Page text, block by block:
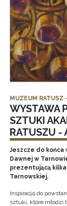
MUZEUM RATUSZ
WYSTAWA
SZTUKI
RATUSZU -
Jeszcze do końca
Dawnej w
prezentującą
Tarnowskiej.
Inspiracją do
sztuki, które młodzi